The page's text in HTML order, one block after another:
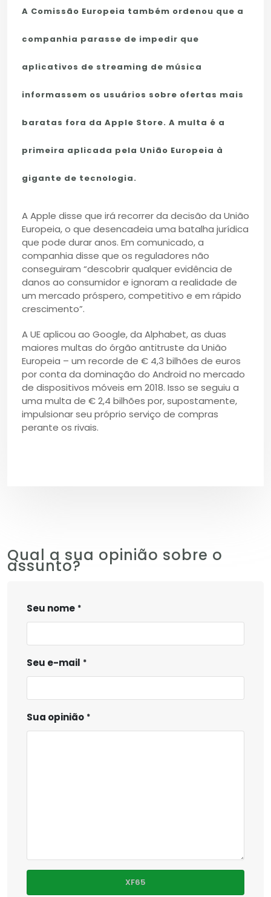
A Comissão Europeia também ordenou que a
companhia parasse de impedir que
aplicativos de streaming de música
informassem os usuários sobre ofertas mais
baratas fora da Apple Store. A multa é a
primeira aplicada pela União Europeia à
gigante de tecnologia.
A Apple disse que irá recorrer da decisão da União
Europeia, o que desencadeia uma batalha jurídica
que pode durar anos. Em comunicado, a
companhia disse que os reguladores não
conseguiram “descobrir qualquer evidência de
danos ao consumidor e ignoram a realidade de
um mercado próspero, competitivo e em rápido
crescimento”.
A UE aplicou ao Google, da Alphabet, as duas
maiores multas do órgão antitruste da União
Europeia – um recorde de € 4,3 bilhões de euros
por conta da dominação do Android no mercado
de dispositivos móveis em 2018. Isso se seguiu a
uma multa de € 2,4 bilhões por, supostamente,
impulsionar seu próprio serviço de compras
perante os rivais.
Qual a sua opinião sobre o
assunto?
Seu nome
Seu e-mail
Sua opinião